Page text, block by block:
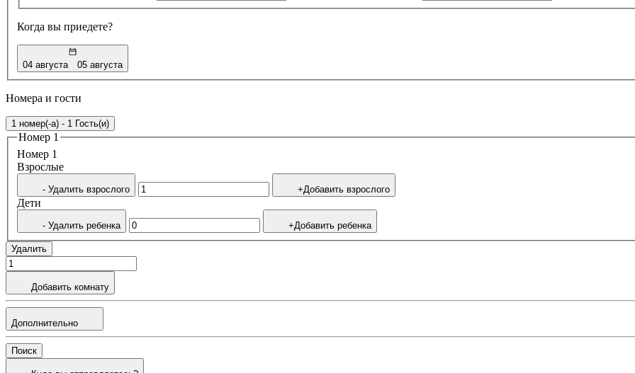
Когда вы приедете?
04 августа 05 августа
Номера и гости
1 номер(-а) - 1 Гость(и)
Номер 1
Номер 1
Bзрослые
- Удалить взрослого +Добавить взрослого
Дети
- Удалить ребенка +Добавить ребенка
Удалить
Добавить комнату
Дополнительно
Поиск